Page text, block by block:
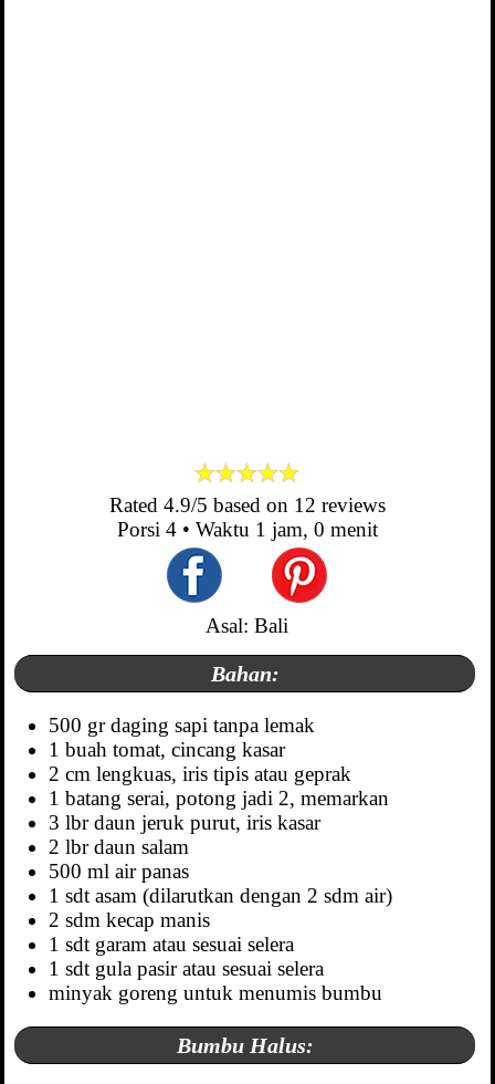
Rated 4.9/5 based on 12 reviews
Porsi 4• Waktu 1 jam, 0 menit
Asal: Bali
Bahan:
500 gr daging sapi tanpa lemak
1 buah tomat, cincang kasar
2 cm lengkuas, iris tipis atau geprak
1 batang serai, potong jadi 2, memarkan
3 lbr daun jeruk purut, iris kasar
2 lbr daun salam
500 ml air panas
1 sdt asam (dilarutkan dengan 2 sdm air)
2 sdm kecap manis
1 sdt garam atau sesuai selera
1 sdt gula pasir atau sesuai selera
minyak goreng untuk menumis bumbu
Bumbu Halus: